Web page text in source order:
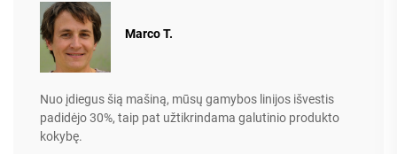
Marco T.
Nuo įdiegus šią mašiną, mūsų gamybos linijos išvestis
padidėjo 30%, taip pat užtikrindama galutinio produkto
kokybę.